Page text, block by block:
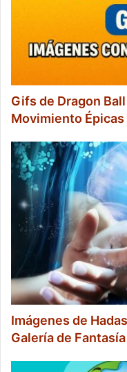
Gifs de Dragon
Movimiento Épicas
Imágenes de
Galería de